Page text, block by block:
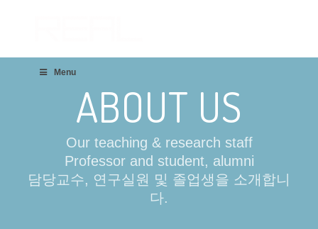
Menu
ABOUT US
Our teaching & research staff
Professor and student, alumni
담당교수, 연구실원 및 졸업생을 소개합니
다.